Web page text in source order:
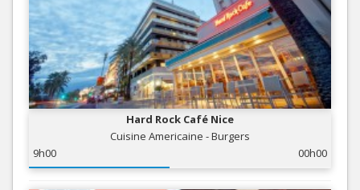
Hard Rock Café Nice
Cuisine Americaine - Burgers
9h00
00h00